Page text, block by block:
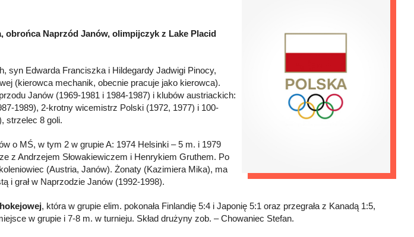
obrońca Naprzód Janów, olimpijczyk z Lake Placid
syn Edwarda Franciszka i Hildegardy Jadwigi Pinocy,
(kierowca mechanik, obecnie pracuje jako kierowca).
Janów (1969-1981 i 1984-1987) i klubów austriackich:
1989), 2-krotny wicemistrz Polski (1972, 1977) i 100-
strzelec 8 goli.
o MŚ, w tym 2 w grupie A: 1974 Helsinki – 5 m. i 1979
z Andrzejem Słowakiewiczem i Henrykiem Gruthem. Po
(Austria, Janów). Żonaty (Kazimiera Mika), ma
i grał w Naprzodzie Janów (1992-1998).
, która w grupie elim. pokonała Finlandię 5:4 i Japonię 5:1 oraz przegrała z Kanadą 1:5,
w grupie i 7-8 m. w turnieju. Skład drużyny zob. – Chowaniec Stefan.